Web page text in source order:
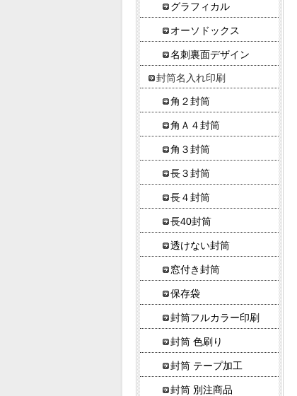
グラフィカル
オーソドックス
名刺裏面デザイン
封筒名入れ印刷
角２封筒
角Ａ４封筒
角３封筒
長３封筒
長４封筒
長40封筒
透けない封筒
窓付き封筒
保存袋
封筒フルカラー印刷
封筒 色刷り
封筒 テープ加工
封筒 別注商品